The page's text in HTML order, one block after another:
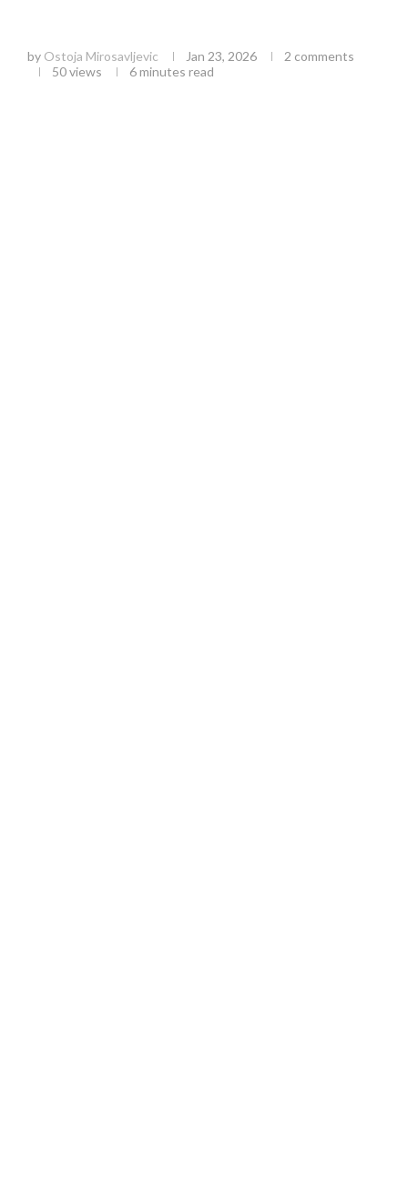
by Ostoja Mirosavljevic Jan 23, 2026
2 comments
50views 6 minutes read